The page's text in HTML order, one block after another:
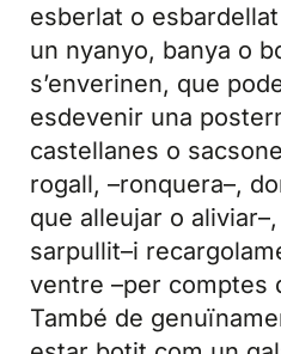
esberlat o
un nyanyo, banya o
s’enverinen, que
esdevenir una
castellanes o
rogall, –ronquera–,
que alleujar o
sarpullit–i
ventre –per comptes
També de